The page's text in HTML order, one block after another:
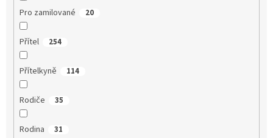
Pro zamilované 20
Přítel 254
Přítelkyně 114
Rodiče 35
Rodina 31